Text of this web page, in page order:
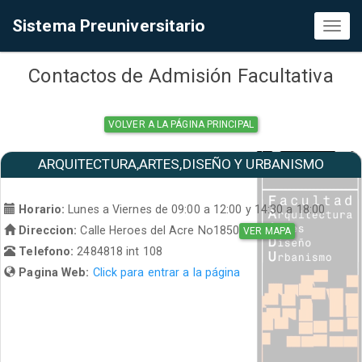
Sistema Preuniversitario
Contactos de Admisión Facultativa
VOLVER A LA PÁGINA PRINCIPAL
ARQUITECTURA,ARTES,DISEÑO Y URBANISMO
Horario:
Lunes a Viernes de 09:00 a 12:00 y 14:30 a 18:00
Direccion: Calle Heroes del Acre No1850 VER MAPA
Telefono: 2484818 int 108
Pagina Web: Click para entrar a la página